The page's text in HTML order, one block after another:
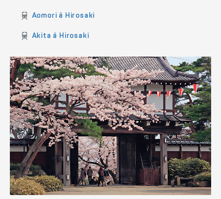
Aomori à Hirosaki
Akita à Hirosaki